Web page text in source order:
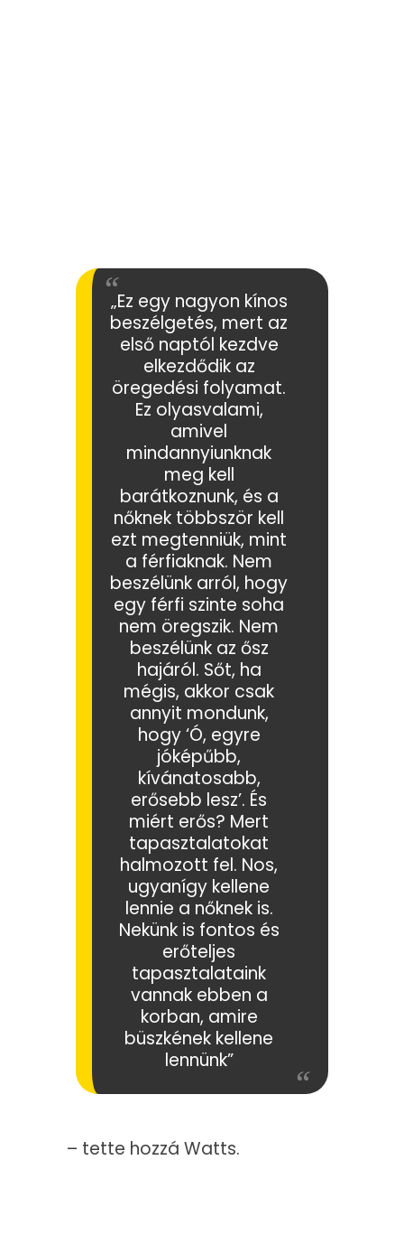
„Ez egy nagyon kínos
beszélgetés, mert az
első naptól kezdve
elkezdődik az
öregedési folyamat.
Ez olyasvalami,
amivel
mindannyiunknak
meg kell
barátkoznunk, és a
nőknek többször kell
ezt megtenniük, mint
a férfiaknak. Nem
beszélünk arról, hogy
egy férfi szinte soha
nem öregszik. Nem
beszélünk az ősz
hajáról. Sőt, ha
mégis, akkor csak
annyit mondunk,
hogy ‘Ó, egyre
jóképűbb,
kívánatosabb,
erősebb lesz’. És
miért erős? Mert
tapasztalatokat
halmozott fel. Nos,
ugyanígy kellene
lennie a nőknek is.
Nekünk is fontos és
erőteljes
tapasztalataink
vannak ebben a
korban, amire
büszkének kellene
lennünk”
– tette hozzá Watts.